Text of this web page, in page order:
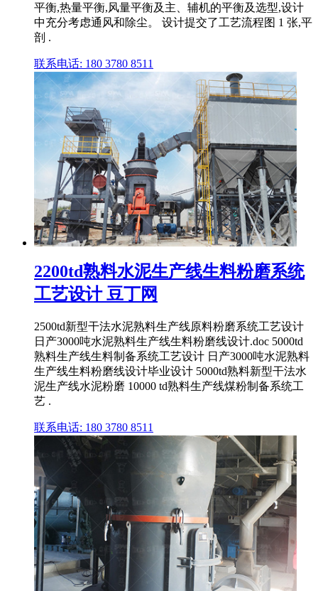
平衡,热量平衡,风量平衡及主、辅机的平衡及选型,设计
中充分考虑通风和除尘。 设计提交了工艺流程图 1 张,平
剖 .
联系电话: 180 3780 8511
2200td熟料水泥生产线生料粉磨系统
工艺设计 豆丁网
2500td新型干法水泥熟料生产线原料粉磨系统工艺设计
日产3000吨水泥熟料生产线生料粉磨线设计.doc 5000td
熟料生产线生料制备系统工艺设计 日产3000吨水泥熟料
生产线生料粉磨线设计毕业设计 5000td熟料新型干法水
泥生产线水泥粉磨 10000 td熟料生产线煤粉制备系统工
艺 .
联系电话: 180 3780 8511